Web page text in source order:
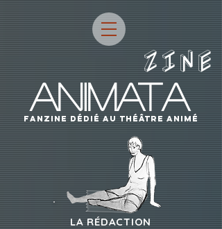
ZINE
ANIMATA
fanzine dÉdIÉ AU THÉÂTRE ANIMÉ
LA RÉDACTION